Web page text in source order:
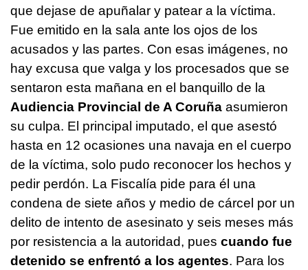
que dejase de apuñalar y patear a la víctima.
Fue emitido en la sala ante los ojos de los
acusados y las partes. Con esas imágenes, no
hay excusa que valga y los procesados que se
sentaron esta mañana en el banquillo de la
Audiencia Provincial de A Coruña asumieron
su culpa. El principal imputado, el que asestó
hasta en 12 ocasiones una navaja en el cuerpo
de la víctima, solo pudo reconocer los hechos y
pedir perdón. La Fiscalía pide para él una
condena de siete años y medio de cárcel por un
delito de intento de asesinato y seis meses más
por resistencia a la autoridad, pues cuando fue
detenido se enfrentó a los agentes. Para los